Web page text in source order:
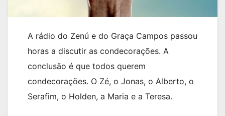
A rádio do Zenú e do Graça Campos passou
horas a discutir as condecorações. A
conclusão é que todos querem
condecorações. O Zé, o Jonas, o Alberto, o
Serafim, o Holden, a Maria e a Teresa.